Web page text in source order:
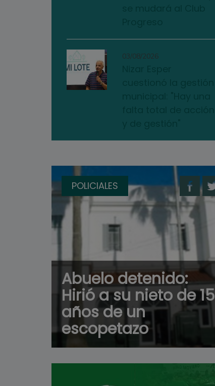
03/08/2026
POLICIALES
Abuelo detenido:
Hirió a su nieto de 15
años de un
escopetazo